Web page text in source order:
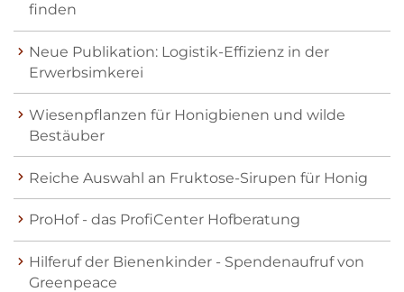
finden
Neue Publikation: Logistik-Effizienz in der
Erwerbsimkerei
Wiesenpflanzen für Honigbienen und wilde
Bestäuber
Reiche Auswahl an Fruktose-Sirupen für Honig
ProHof - das ProfiCenter Hofberatung
Hilferuf der Bienenkinder - Spendenaufruf von
Greenpeace